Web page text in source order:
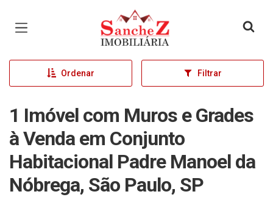
Página inicial
Ordenar Filtrar
1 Imóvel com Muros e Grades
à Venda em Conjunto
Habitacional Padre Manoel da
Nóbrega, São Paulo, SP